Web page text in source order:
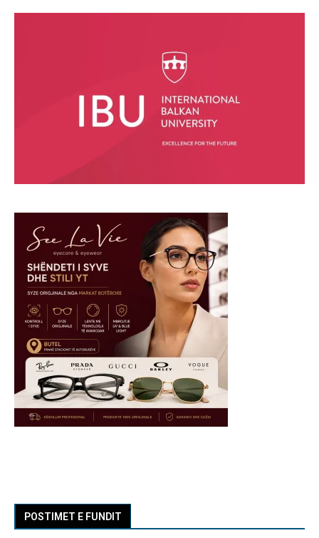
POSTIMET E FUNDIT